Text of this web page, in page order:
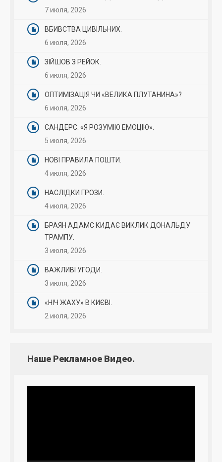
7 июля, 2026
ВБИВСТВА ЦИВІЛЬНИХ.
6 июля, 2026
ЗІЙШОВ З РЕЙОК.
6 июля, 2026
ОПТИМІЗАЦІЯ ЧИ «ВЕЛИКА ПЛУТАНИНА»?
6 июля, 2026
САНДЕРС: «Я РОЗУМІЮ ЕМОЦІЮ».
5 июля, 2026
НОВІ ПРАВИЛА ПОШТИ.
4 июля, 2026
НАСЛІДКИ ГРОЗИ.
4 июля, 2026
БРАЯН АДАМС КИДАЄ ВИКЛИК ДОНАЛЬДУ
ТРАМПУ.
3 июля, 2026
ВАЖЛИВІ УГОДИ.
3 июля, 2026
«НІЧ ЖАХУ» В КИЄВІ.
2 июля, 2026
Наше Рекламное Видео.